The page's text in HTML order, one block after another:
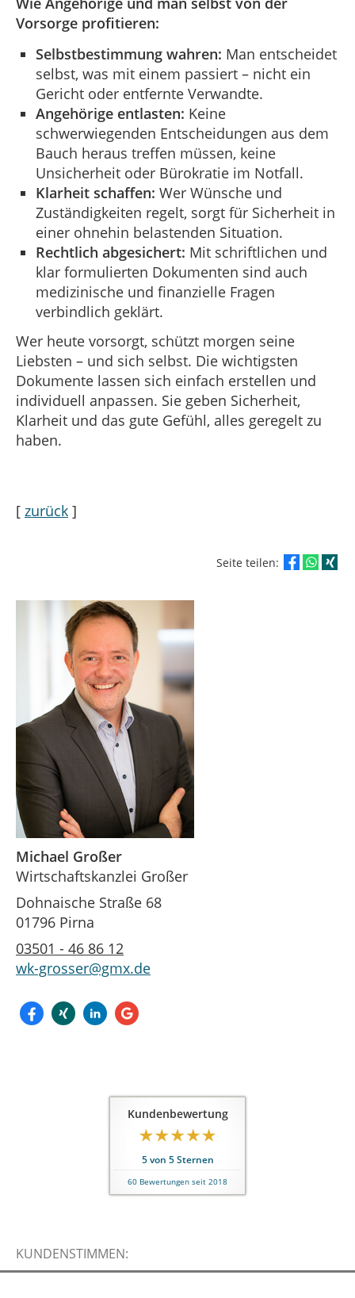
Vorsorge profitieren:
Selbstbestimmung wahren: Man entscheidet
selbst, was mit einem passiert – nicht ein
Gericht oder entfernte Verwandte.
Angehörige entlasten: Keine
schwerwiegenden Entscheidungen aus dem
Bauch heraus treffen müssen, keine
Unsicherheit oder Bürokratie im Notfall.
Klarheit schaffen: Wer Wünsche und
Zuständigkeiten regelt, sorgt für Sicherheit in
einer ohnehin belastenden Situation.
Rechtlich abgesichert: Mit schriftlichen und
klar formulierten Dokumenten sind auch
medizinische und finanzielle Fragen
verbindlich geklärt.
Wer heute vorsorgt, schützt morgen seine
Liebsten – und sich selbst. Die wichtigsten
Dokumente lassen sich einfach erstellen und
individuell anpassen. Sie geben Sicherheit,
Klarheit und das gute Gefühl, alles geregelt zu
haben.
[ zurück ]
Seite teilen:
Michael Großer
Wirtschaftskanzlei Großer
Dohnaische Straße 68
01796 Pirna
03501 - 46 86 12
wk-grosser@gmx.de
Kundenbewertung
5von 5Sternen
60 Bewertungen seit 2018
KUNDENSTIMMEN: